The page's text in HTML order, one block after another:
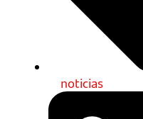
noticias